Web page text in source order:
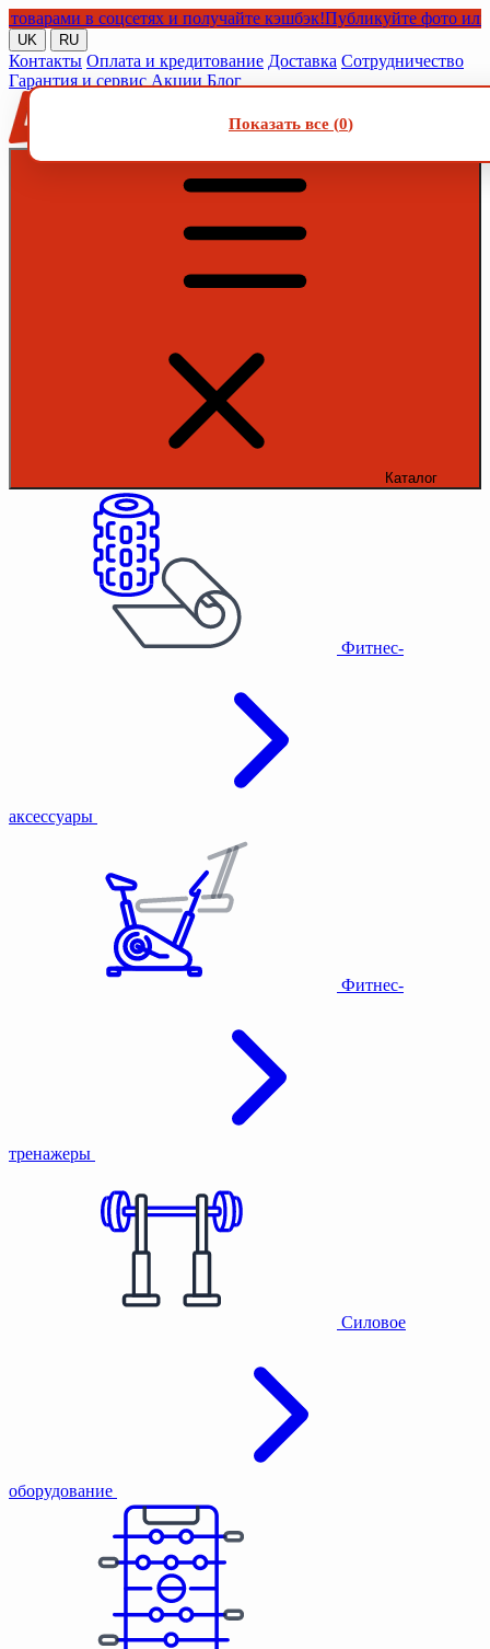
в соцсетях и получайте кэшбэк!Публикуйте фото или
UK RU
Контакты Оплата и кредитование Доставка Сотрудничество
Гарантия и сервис Акции Блог
Каталог
Фитнес-
аксессуары
Фитнес-
тренажеры
Силовое
оборудование
Показать все (0)